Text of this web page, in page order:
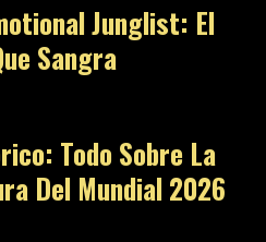
Junglist: El
Sangra
Todo Sobre La
Del Mundial 2026
10